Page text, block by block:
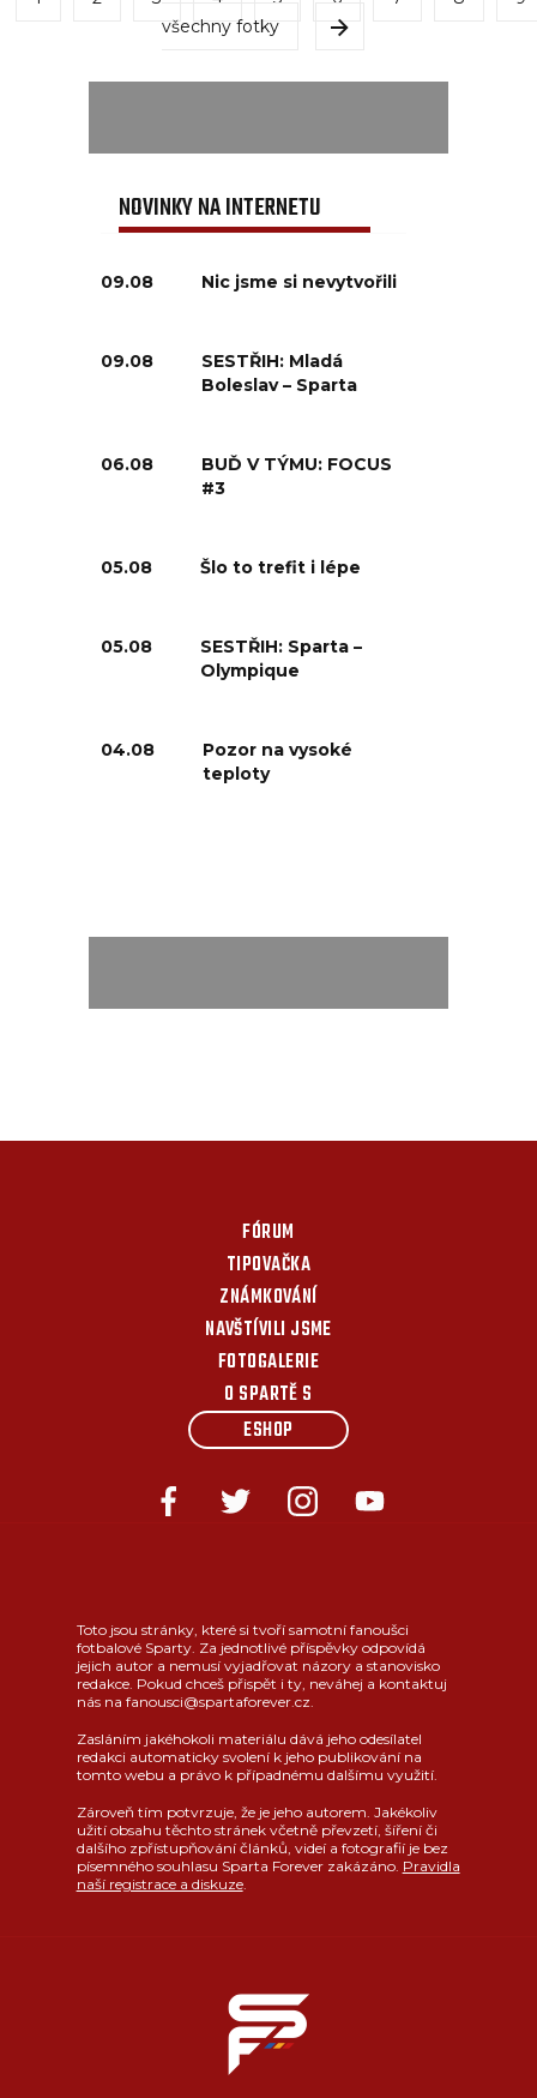
všechny fotky
NOVINKY NA INTERNETU
09.08 Nic jsme si nevytvořili
09.08
SESTŘIH: Mladá
Boleslav – Sparta
06.08
BUĎ V TÝMU: FOCUS
#3
05.08 Šlo to trefit i lépe
05.08
SESTŘIH: Sparta –
Olympique
04.08
Pozor na vysoké
teploty
FÓRUM
TIPOVAČKA
ZNÁMKOVÁNÍ
NAVŠTÍVILI JSME
FOTOGALERIE
O SPARTĚ S
ESHOP
Toto jsou stránky, které si tvoří samotní fanoušci
fotbalové Sparty. Za jednotlivé příspěvky odpovídá
jejich autor a nemusí vyjadřovat názory a stanovisko
redakce. Pokud chceš přispět i ty, neváhej a kontaktuj
nás na fanousci@spartaforever.cz.
Zasláním jakéhokoli materiálu dává jeho odesílatel
redakci automaticky svolení k jeho publikování na
tomto webu a právo k případnému dalšímu využití.
Zároveň tím potvrzuje, že je jeho autorem. Jakékoliv
užití obsahu těchto stránek včetně převzetí, šíření či
dalšího zpřístupňování článků, videí a fotografií je bez
písemného souhlasu Sparta Forever zakázáno. Pravidla
naší registrace a diskuze.